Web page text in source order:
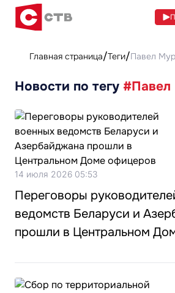
Главная страница Теги Павел
Новости по тегу #Павел
14 июля 2026 05:53
Переговоры
ведомств Беларуси и
прошли в Центральном